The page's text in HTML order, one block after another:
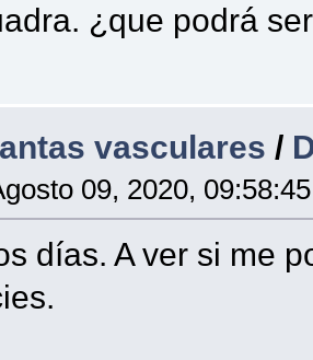
¿que podrá
vasculares /
09, 2020,
días. A ver si me